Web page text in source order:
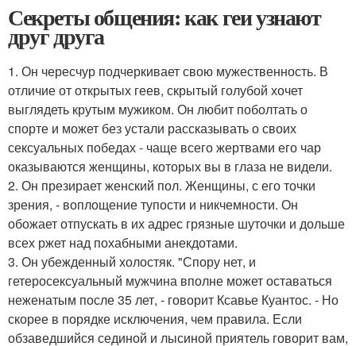
Секреты общения: как геи узнают
друг друга
1. Он чересчур подчеркивает свою мужественность. В
отличие от открытых геев, скрытый голубой хочет
выглядеть крутым мужиком. Он любит поболтать о
спорте и может без устали рассказывать о своих
сексуальных победах - чаще всего жертвами его чар
оказываются женщины, которых вы в глаза не видели.
2. Он презирает женский пол. Женщины, с его точки
зрения, - воплощение тупости и никчемности. Он
обожает отпускать в их адрес грязные шуточки и дольше
всех ржет над похабными анекдотами.
3. Он убежденный холостяк. "Спору нет, и
гетеросексуальный мужчина вполне может оставаться
неженатым после 35 лет, - говорит Ксавье Куантос. - Но
скорее в порядке исключения, чем правила. Если
обзаведшийся сединой и лысиной приятель говорит вам,